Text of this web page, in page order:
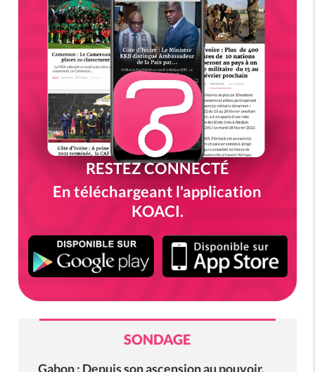
RESTEZ CONNECTÉ
En téléchargeant l'application
KOACI.
SONDAGE
Gabon : Depuis son ascension au pouvoir,